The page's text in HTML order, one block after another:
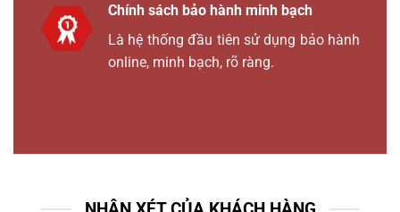
Chính sách bảo hành minh bạch
Là hệ thống đầu tiên sử dụng bảo hành
online, minh bạch, rõ ràng.